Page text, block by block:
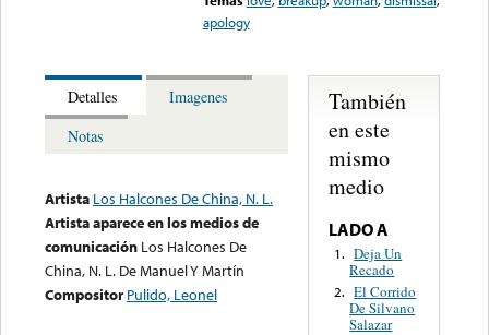
apology
Detalles
Imagenes
Notas
Artista Los Halcones De China, N. L.
Artista aparece en los medios de
comunicación Los Halcones De
China, N. L. De Manuel Y Martín
Compositor Pulido, Leonel
También
en este
mismo
medio
LADO A
1. Deja Un
Recado
2. El Corrido
De Silvano
Salazar